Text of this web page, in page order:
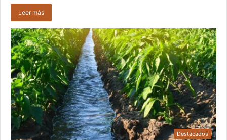
Leer más
Destacados